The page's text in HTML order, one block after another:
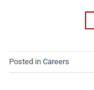
Posted in Careers